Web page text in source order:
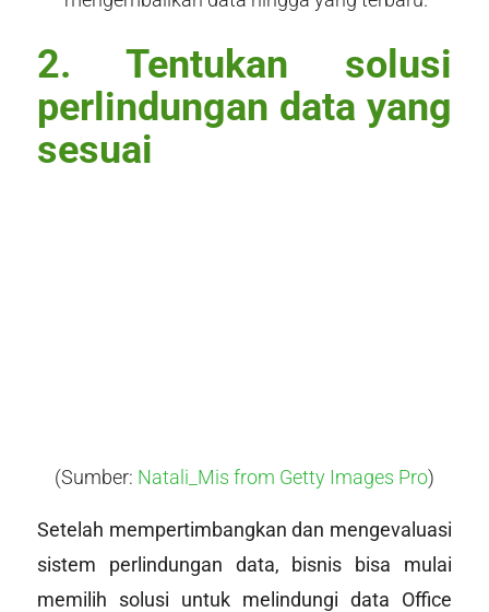
2. Tentukan solusi
perlindungan data yang
sesuai
(Sumber: Natali_Mis from Getty Images Pro)
Setelah mempertimbangkan dan mengevaluasi
sistem perlindungan data, bisnis bisa mulai
memilih solusi untuk melindungi data Office